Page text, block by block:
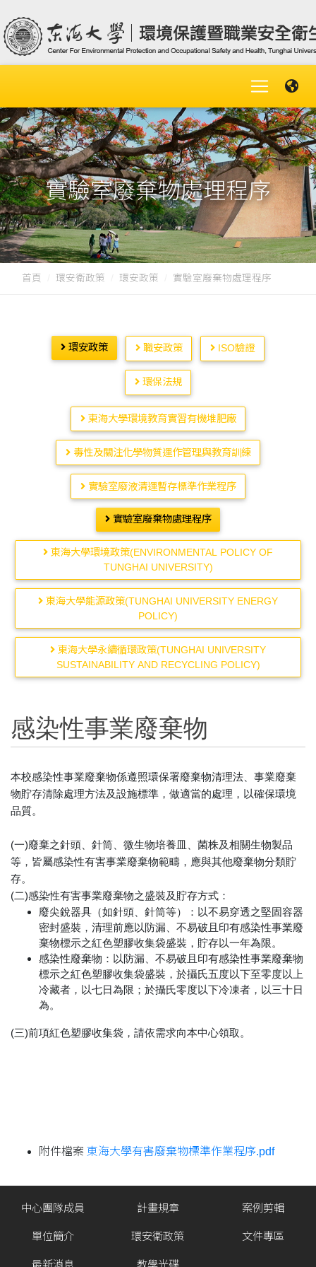
實驗室廢棄物處理程序
首頁 環安衛政策 環安政策 實驗室廢棄物處理程序
環安政策 職安政策 ISO驗證
環保法規
東海大學環境教育實習有機堆肥廠
毒性及關注化學物質運作管理與教育訓練
實驗室廢液清運暫存標準作業程序
實驗室廢棄物處理程序
東海大學環境政策(ENVIRONMENTAL POLICY OF
TUNGHAI UNIVERSITY)
東海大學能源政策(TUNGHAI UNIVERSITY ENERGY
POLICY)
東海大學永續循環政策(TUNGHAI UNIVERSITY
SUSTAINABILITY AND RECYCLING POLICY)
感染性事業廢棄物
本校感染性事業廢棄物係遵照環保署廢棄物清理法、事業廢棄
物貯存清除處理方法及設施標準，做適當的處理，以確保環境
品質。
(一)廢棄之針頭、針筒、微生物培養皿、菌株及相關生物製品
等，皆屬感染性有害事業廢棄物範疇，應與其他廢棄物分類貯
存。
(二)感染性有害事業廢棄物之盛裝及貯存方式：
廢尖銳器具（如針頭、針筒等）：以不易穿透之堅固容器
密封盛裝，清理前應以防漏、不易破且印有感染性事業廢
棄物標示之紅色塑膠收集袋盛裝，貯存以一年為限。
感染性廢棄物：以防漏、不易破且印有感染性事業廢棄物
標示之紅色塑膠收集袋盛裝，於攝氏五度以下至零度以上
冷藏者，以七日為限；於攝氏零度以下冷凍者，以三十日
為。
(三)前項紅色塑膠收集袋，請依需求向本中心領取。
附件檔案 東海大學有害廢棄物標準作業程序.pdf
中心團隊成員
單位簡介
最新消息
計畫規章
環安衛政策
教學光碟
案例剪輯
文件專區